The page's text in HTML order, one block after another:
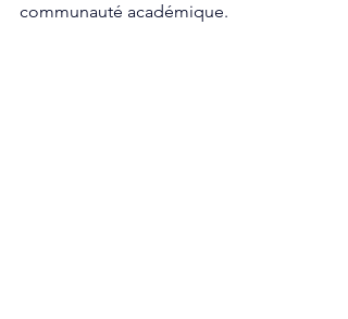
communauté académique.